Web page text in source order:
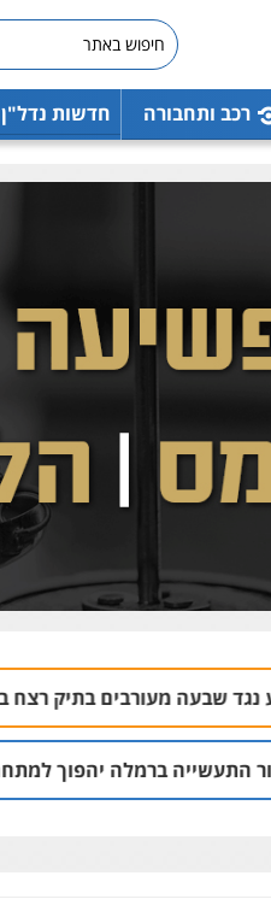
רכב ותחבורה חדשות נדל"ן
רצח בניהו רזי בירושלים
מגורים עם 1,700 יחידות דיור